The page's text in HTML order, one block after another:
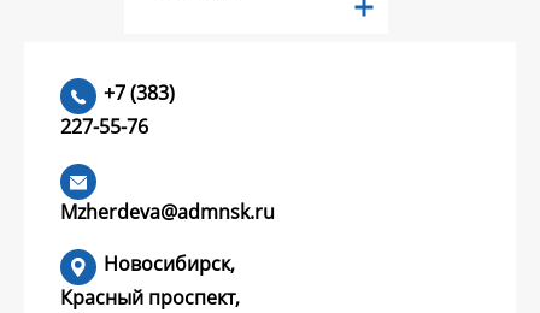
Какие документы
+7 (383)
227-55-76
Mzherdeva@admnsk.ru
Новосибирск,
Красный проспект,